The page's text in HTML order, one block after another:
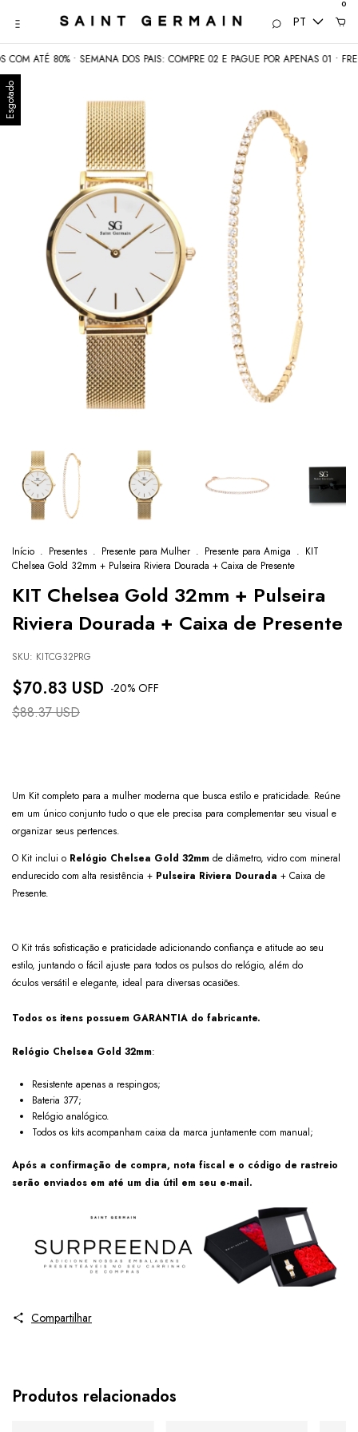
PT
0
ATÉ 80% • SEMANA DOS PAIS: COMPRE 02 E PAGUE POR APENAS 01 •
Esgotado
Início . Presentes . Presente para Mulher . Presente para Amiga . KIT
Chelsea Gold 32mm + Pulseira Riviera Dourada + Caixa de Presente
KIT Chelsea Gold 32mm + Pulseira
Riviera Dourada + Caixa de Presente
SKU: KITCG32PRG
$70.83 USD -20% OFF
$88.37 USD
Um Kit completo para a mulher moderna que busca estilo e praticidade. Reúne
em um único conjunto tudo o que ele precisa para complementar seu visual e
organizar seus pertences.
O Kit inclui o Relógio Chelsea Gold 32mm de diâmetro, vidro com mineral
endurecido com alta resistência + Pulseira Riviera Dourada + Caixa de
Presente.
O Kit trás sofisticação e praticidade adicionando confiança e atitude ao seu
estilo, juntando o fácil ajuste para todos os pulsos do relógio, além do
óculos versátil e elegante, ideal para diversas ocasiões.
Todos os itens possuem GARANTIA do fabricante.
Relógio Chelsea Gold 32mm:
Resistente apenas a respingos;
Bateria 377;
Relógio analógico.
Todos os kits acompanham caixa da marca juntamente com manual;
Após a confirmação de compra, nota fiscal e o código de rastreio
serão enviados em até um dia útil em seu e-mail.
Compartilhar
Produtos relacionados